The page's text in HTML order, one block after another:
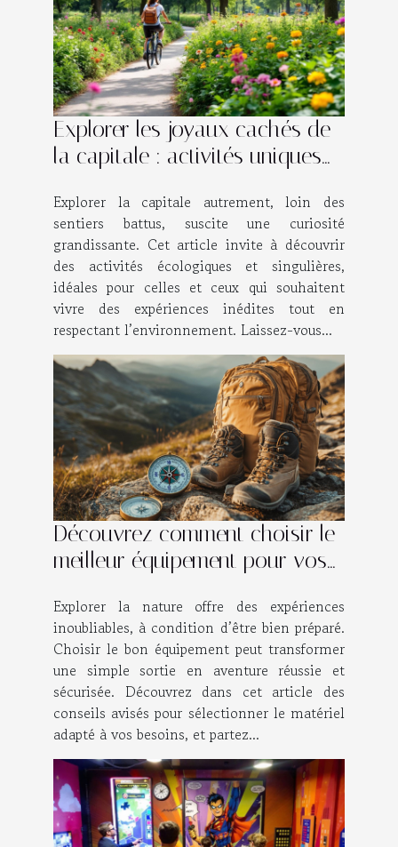
Explorer les joyaux cachés de
la capitale : activités uniques
Explorer la capitale autrement, loin des
sentiers battus, suscite une curiosité
grandissante. Cet article invite à découvrir
des activités écologiques et singulières,
idéales pour celles et ceux qui souhaitent
vivre des expériences inédites tout en
respectant l’environnement. Laissez-vous...
Découvrez comment choisir le
meilleur équipement pour vos
Explorer la nature offre des expériences
inoubliables, à condition d’être bien préparé.
Choisir le bon équipement peut transformer
une simple sortie en aventure réussie et
sécurisée. Découvrez dans cet article des
conseils avisés pour sélectionner le matériel
adapté à vos besoins, et partez...